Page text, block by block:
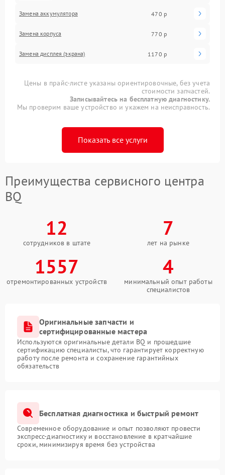
Замена аккумулятора 470 р
Замена корпуса 770 р
Замена дисплея (экрана) 1170 р
Цены в прайс-листе указаны ориентировочные, без учета
стоимости запчастей.
Записывайтесь на бесплатную диагностику.
Мы проверим ваше устройство и укажем на неисправность.
Показать все услуги
Преимущества сервисного центра
BQ
12
сотрудников в штате
7
лет на рынке
1557
отремонтированных устройств
4
минимальный опыт работы
специалистов
Оригинальные запчасти и
сертифицированные мастера
Используются оригинальные детали BQ и прошедшие
сертификацию специалисты, что гарантирует корректную
работу после ремонта и сохранение гарантийных
обязательств
Бесплатная диагностика и быстрый ремонт
Современное оборудование и опыт позволяют провести
экспресс-диагностику и восстановление в кратчайшие
сроки, минимизируя время без устройства